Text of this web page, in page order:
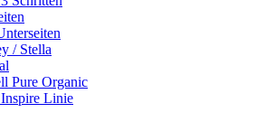
/ Stella
Pure Organic
Linie